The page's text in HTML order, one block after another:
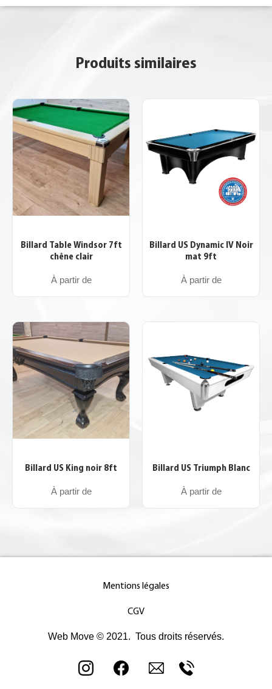
Produits similaires
Billard Table Windsor 7ft
chêne clair
À partir de
Billard US Dynamic IV Noir
mat 9ft
À partir de
Billard US King noir 8ft
À partir de
Billard US Triumph Blanc
À partir de
Mentions légales
CGV
Web Move © 2021. Tous droits réservés.